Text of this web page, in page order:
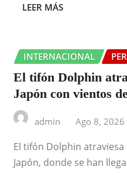
LEER MÁS
INTERNACIONAL
El tifón Dolphin
Japón con vientos
admin Ago 8, 2026
El tifón Dolphin
Japón, donde se han